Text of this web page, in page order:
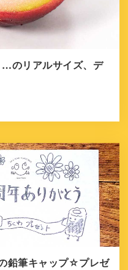
…のリアルサイズ、デ
鉛筆キャップ☆プレゼ